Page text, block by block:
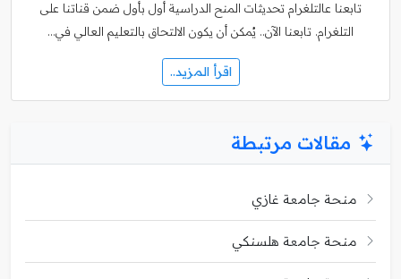
تابعنا عالتلغرام تحديثات المنح الدراسية أول بأول ضمن قناتنا على
التلغرام. تابعنا الآن.. يُمكن أن يكون الالتحاق بالتعليم العالي في…
اقرأ المزيد..
مقالات مرتبطة
منحة جامعة غازي
منحة جامعة هلسنكي